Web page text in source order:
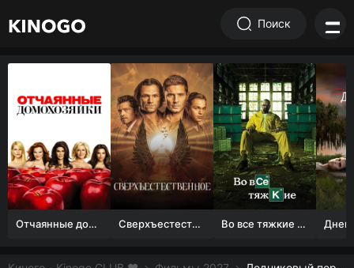
Поиск
Отчаянные домохозяйки (1 сезон) Сверхъестественное Во все тяжкие 1-5 сезон